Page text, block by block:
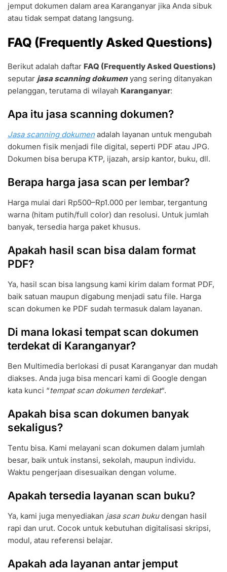
jemput dokumen dalam area Karanganyar jika Anda sibuk
atau tidak sempat datang langsung.
FAQ (Frequently Asked Questions)
Berikut adalah daftar FAQ (Frequently Asked Questions)
seputar jasa scanning dokumen yang sering ditanyakan
pelanggan, terutama di wilayah Karanganyar:
Apa itu jasa scanning dokumen?
Jasa scanning dokumenadalah layanan untuk mengubah
dokumen fisik menjadi file digital, seperti PDF atau JPG.
Dokumen bisa berupa KTP, ijazah, arsip kantor, buku, dll.
Berapa harga jasa scan per lembar?
Harga mulai dari Rp500–Rp1.000 per lembar, tergantung
warna (hitam putih/full color) dan resolusi. Untuk jumlah
banyak, tersedia harga paket khusus.
Apakah hasil scan bisa dalam format
PDF?
Ya, hasil scan bisa langsung kami kirim dalam format PDF,
baik satuan maupun digabung menjadi satu file. Harga
scan dokumen ke PDF sudah termasuk dalam layanan.
Di mana lokasi tempat scan dokumen
terdekat di Karanganyar?
Ben Multimedia berlokasi di pusat Karanganyar dan mudah
diakses. Anda juga bisa mencari kami di Google dengan
kata kunci “tempat scan dokumen terdekat“.
Apakah bisa scan dokumen banyak
sekaligus?
Tentu bisa. Kami melayani scan dokumen dalam jumlah
besar, baik untuk instansi, sekolah, maupun individu.
Waktu pengerjaan disesuaikan dengan volume.
Apakah tersedia layanan scan buku?
Ya, kami juga menyediakan jasa scan bukudengan hasil
rapi dan urut. Cocok untuk kebutuhan digitalisasi skripsi,
modul, atau referensi belajar.
Apakah ada layanan antar jemput